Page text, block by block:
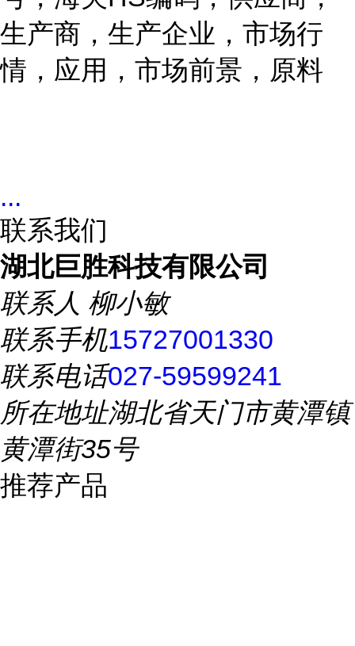
生产商，生产企业，市场行
情，应用，市场前景，原料
...
联系我们
湖北巨胜科技有限公司
联系人 柳小敏
联系手机15727001330
联系电话027-59599241
所在地址湖北省天门市黄潭镇
黄潭街35号
推荐产品